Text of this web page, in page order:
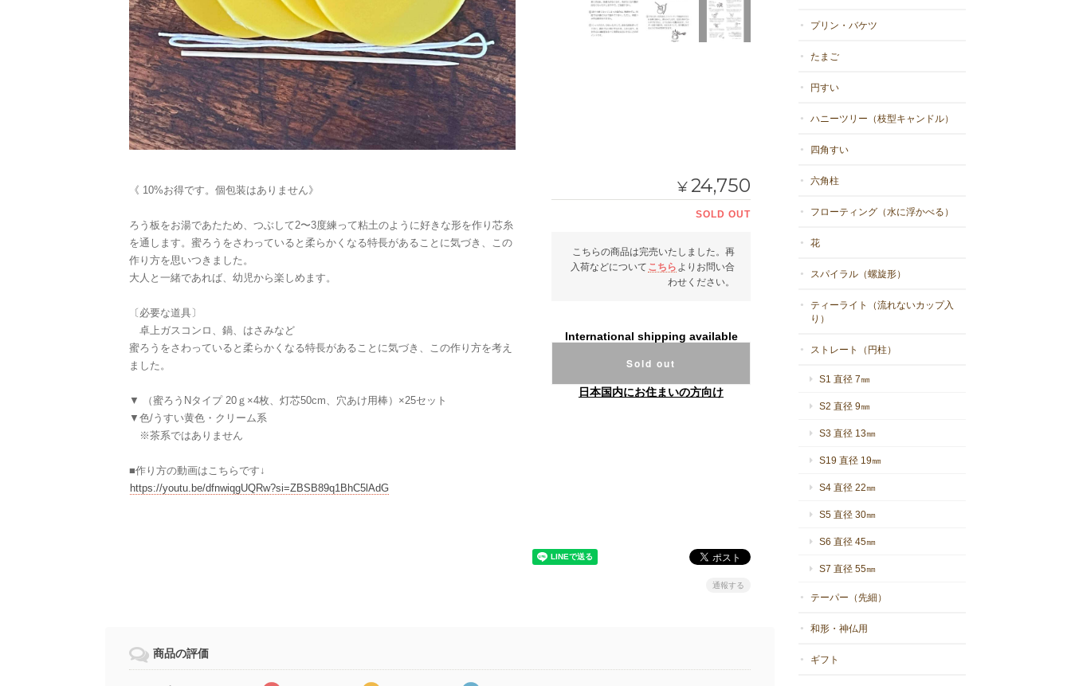
《 10%お得です。個包装はありません》
ろう板をお湯であたため、つぶして2〜3度練って粘土のように好きな形を作り芯糸
を通します。蜜ろうをさわっていると柔らかくなる特長があることに気づき、この
作り方を思いつきました。
大人と一緒であれば、幼児から楽しめます。
〔必要な道具〕
卓上ガスコンロ、鍋、はさみなど
蜜ろうをさわっていると柔らかくなる特長があることに気づき、この作り方を考え
ました。
▼ （蜜ろうNタイプ 20ｇ×4枚、灯芯50cm、穴あけ用棒）×25セット
▼色/うすい黄色・クリーム系
※茶系ではありません
■作り方の動画はこちらです↓
https://youtu.be/dfnwiqgUQRw?si=ZBSB89q1BhC5lAdG
¥24,750
SOLD OUT
こちらの商品は完売いたしました。再
入荷などについて こちら よりお問い合
わせください。
International shipping available
Sold out
日本国内にお住まいの方向け
通報する
商品の評価
プリン・バケツ
たまご
円すい
ハニーツリー（枝型キャンドル）
四角すい
六角柱
フローティング（水に浮かべる）
花
スパイラル（螺旋形）
ティーライト（流れないカップ入
り）
ストレート（円柱）
S1 直径 7㎜
S2 直径 9㎜
S3 直径 13㎜
S19 直径 19㎜
S4 直径 22㎜
S5 直径 30㎜
S6 直径 45㎜
S7 直径 55㎜
テーパー（先細）
和形・神仏用
ギフト